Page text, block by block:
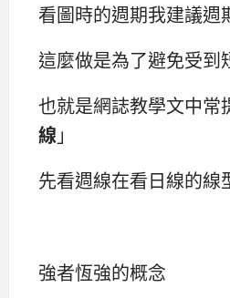
看圖時的週期我建議週
這麼做是為了避免受到
也就是網誌教學文中常
線」
先看週線在看日線的線
強者恆強的概念